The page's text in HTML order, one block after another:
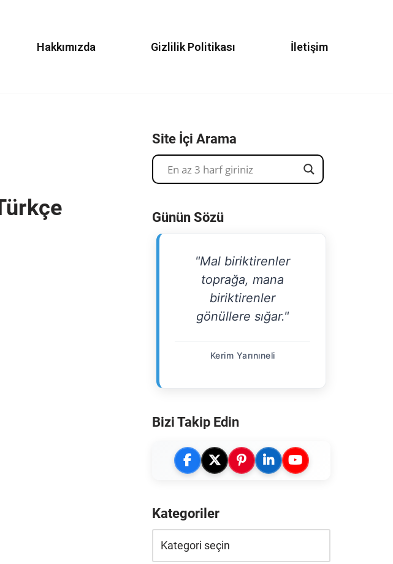
Hakkımızda Gizlilik Politikası İletişim
Site İçi Arama
Günün Sözü
"Mal biriktirenler
toprağa, mana
biriktirenler
gönüllere sığar."
Kerim Yarınıneli
Bizi Takip Edin
Kategoriler